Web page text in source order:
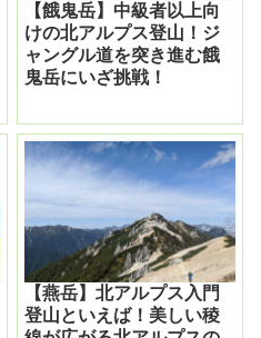
【餓鬼岳】中級者以上向
けの北アルプス登山！ジ
ャングル道を突き進む餓
鬼岳にいざ挑戦！
【燕岳】北アルプス入門
登山といえば！美しい稜